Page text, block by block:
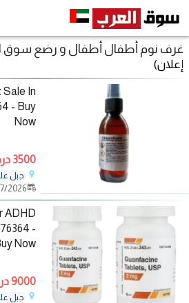
غرف نوم أطفال أطفال و رضع سوق
إعلان)
Sale In
- Buy
Now
3500 درهم
جبل
31/07/2026
ADHD
-
Now
9000 درهم
جبل